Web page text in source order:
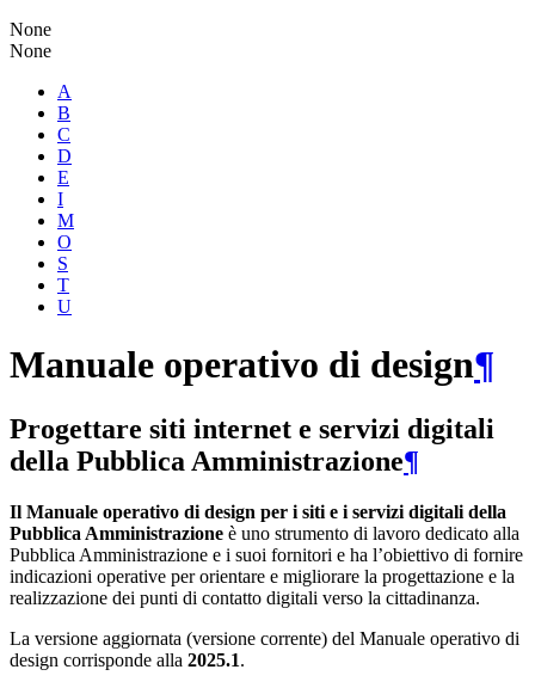
None
None
A
B
C
D
E
I
M
O
S
T
U
Manuale operativo di design¶
Progettare siti internet e servizi digitali
della Pubblica Amministrazione¶
Il Manuale operativo di design per i siti e i servizi digitali della
Pubblica Amministrazione è uno strumento di lavoro dedicato alla
Pubblica Amministrazione e i suoi fornitori e ha l’obiettivo di fornire
indicazioni operative per orientare e migliorare la progettazione e la
realizzazione dei punti di contatto digitali verso la cittadinanza.
La versione aggiornata (versione corrente) del Manuale operativo di
design corrisponde alla 2025.1.